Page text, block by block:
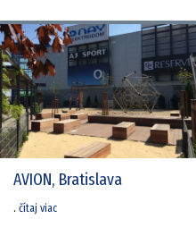
AVION, Bratislava
. čítaj viac